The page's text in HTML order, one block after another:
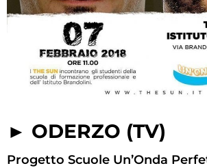
► ODERZO (TV)
Progetto Scuole Un’Onda